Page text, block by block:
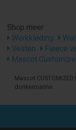
Shop meer
Werkkleding
Vesten
Fleece
Mascot
Mascot
donkermarine